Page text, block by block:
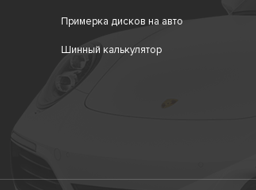
Примерка дисков на авто
Шинный калькулятор